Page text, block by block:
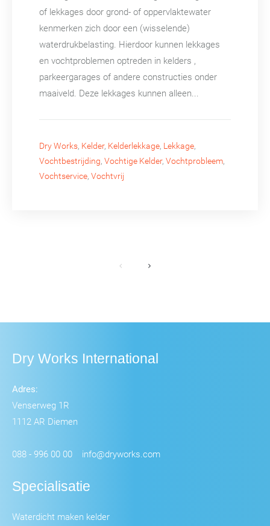
of lekkages door grond- of oppervlaktewater
kenmerken zich door een (wisselende)
waterdrukbelasting. Hierdoor kunnen lekkages
en vochtproblemen optreden in kelders ,
parkeergarages of andere constructies onder
maaiveld. Deze lekkages kunnen alleen...
Dry Works, Kelder, Kelderlekkage, Lekkage,
Vochtbestrijding, Vochtige Kelder, Vochtprobleem,
Vochtservice, Vochtvrij
Dry Works International
Adres:
Venserweg 1R
1112 AR Diemen
088 - 996 00 00 info@dryworks.com
Specialisatie
Waterdicht maken kelder